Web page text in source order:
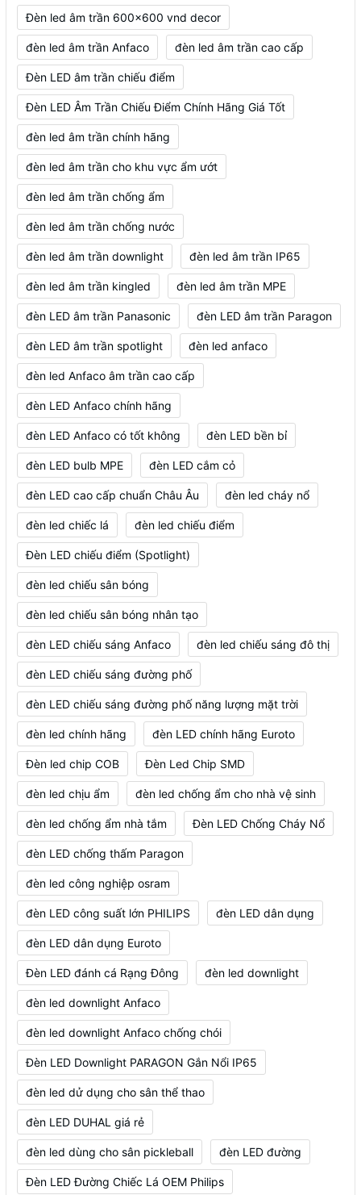
Đèn led âm trần 600x600 vnd decor
đèn led âm trần Anfaco đèn led âm trần cao cấp
Đèn LED âm trần chiếu điểm
Đèn LED Âm Trần Chiếu Điểm Chính Hãng Giá Tốt
đèn led âm trần chính hãng
đèn led âm trần cho khu vực ẩm ướt
đèn led âm trần chống ẩm
đèn led âm trần chống nước
đèn led âm trần downlight đèn led âm trần IP65
đèn led âm trần kingled đèn led âm trần MPE
đèn LED âm trần Panasonic đèn LED âm trần Paragon
đèn LED âm trần spotlight đèn led anfaco
đèn led Anfaco âm trần cao cấp
đèn LED Anfaco chính hãng
đèn LED Anfaco có tốt không đèn LED bền bỉ
đèn LED bulb MPE đèn LED cắm cỏ
đèn LED cao cấp chuẩn Châu Âu đèn led cháy nổ
đèn led chiếc lá đèn led chiếu điểm
Đèn LED chiếu điểm (Spotlight)
đèn led chiếu sân bóng
đèn led chiếu sân bóng nhân tạo
đèn LED chiếu sáng Anfaco đèn led chiếu sáng đô thị
đèn LED chiếu sáng đường phố
đèn LED chiếu sáng đường phố năng lượng mặt trời
đèn led chính hãng đèn LED chính hãng Euroto
Đèn led chip COB Đèn Led Chip SMD
đèn led chịu ẩm đèn led chống ẩm cho nhà vệ sinh
đèn led chống ẩm nhà tắm Đèn LED Chống Cháy Nổ
đèn LED chống thấm Paragon
đèn led công nghiệp osram
đèn LED công suất lớn PHILIPS đèn LED dân dụng
đèn LED dân dụng Euroto
Đèn LED đánh cá Rạng Đông đèn led downlight
đèn led downlight Anfaco
đèn led downlight Anfaco chống chói
Đèn LED Downlight PARAGON Gắn Nổi IP65
đèn led dử dụng cho sân thể thao
đèn LED DUHAL giá rẻ
đèn led dùng cho sân pickleball đèn LED đường
Đèn LED Đường Chiếc Lá OEM Philips